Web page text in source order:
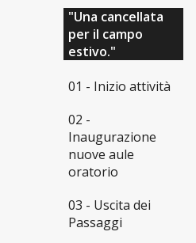
"Una cancellata
per il campo
estivo."
01 - Inizio attività
02 -
Inaugurazione
nuove aule
oratorio
03 - Uscita dei
Passaggi